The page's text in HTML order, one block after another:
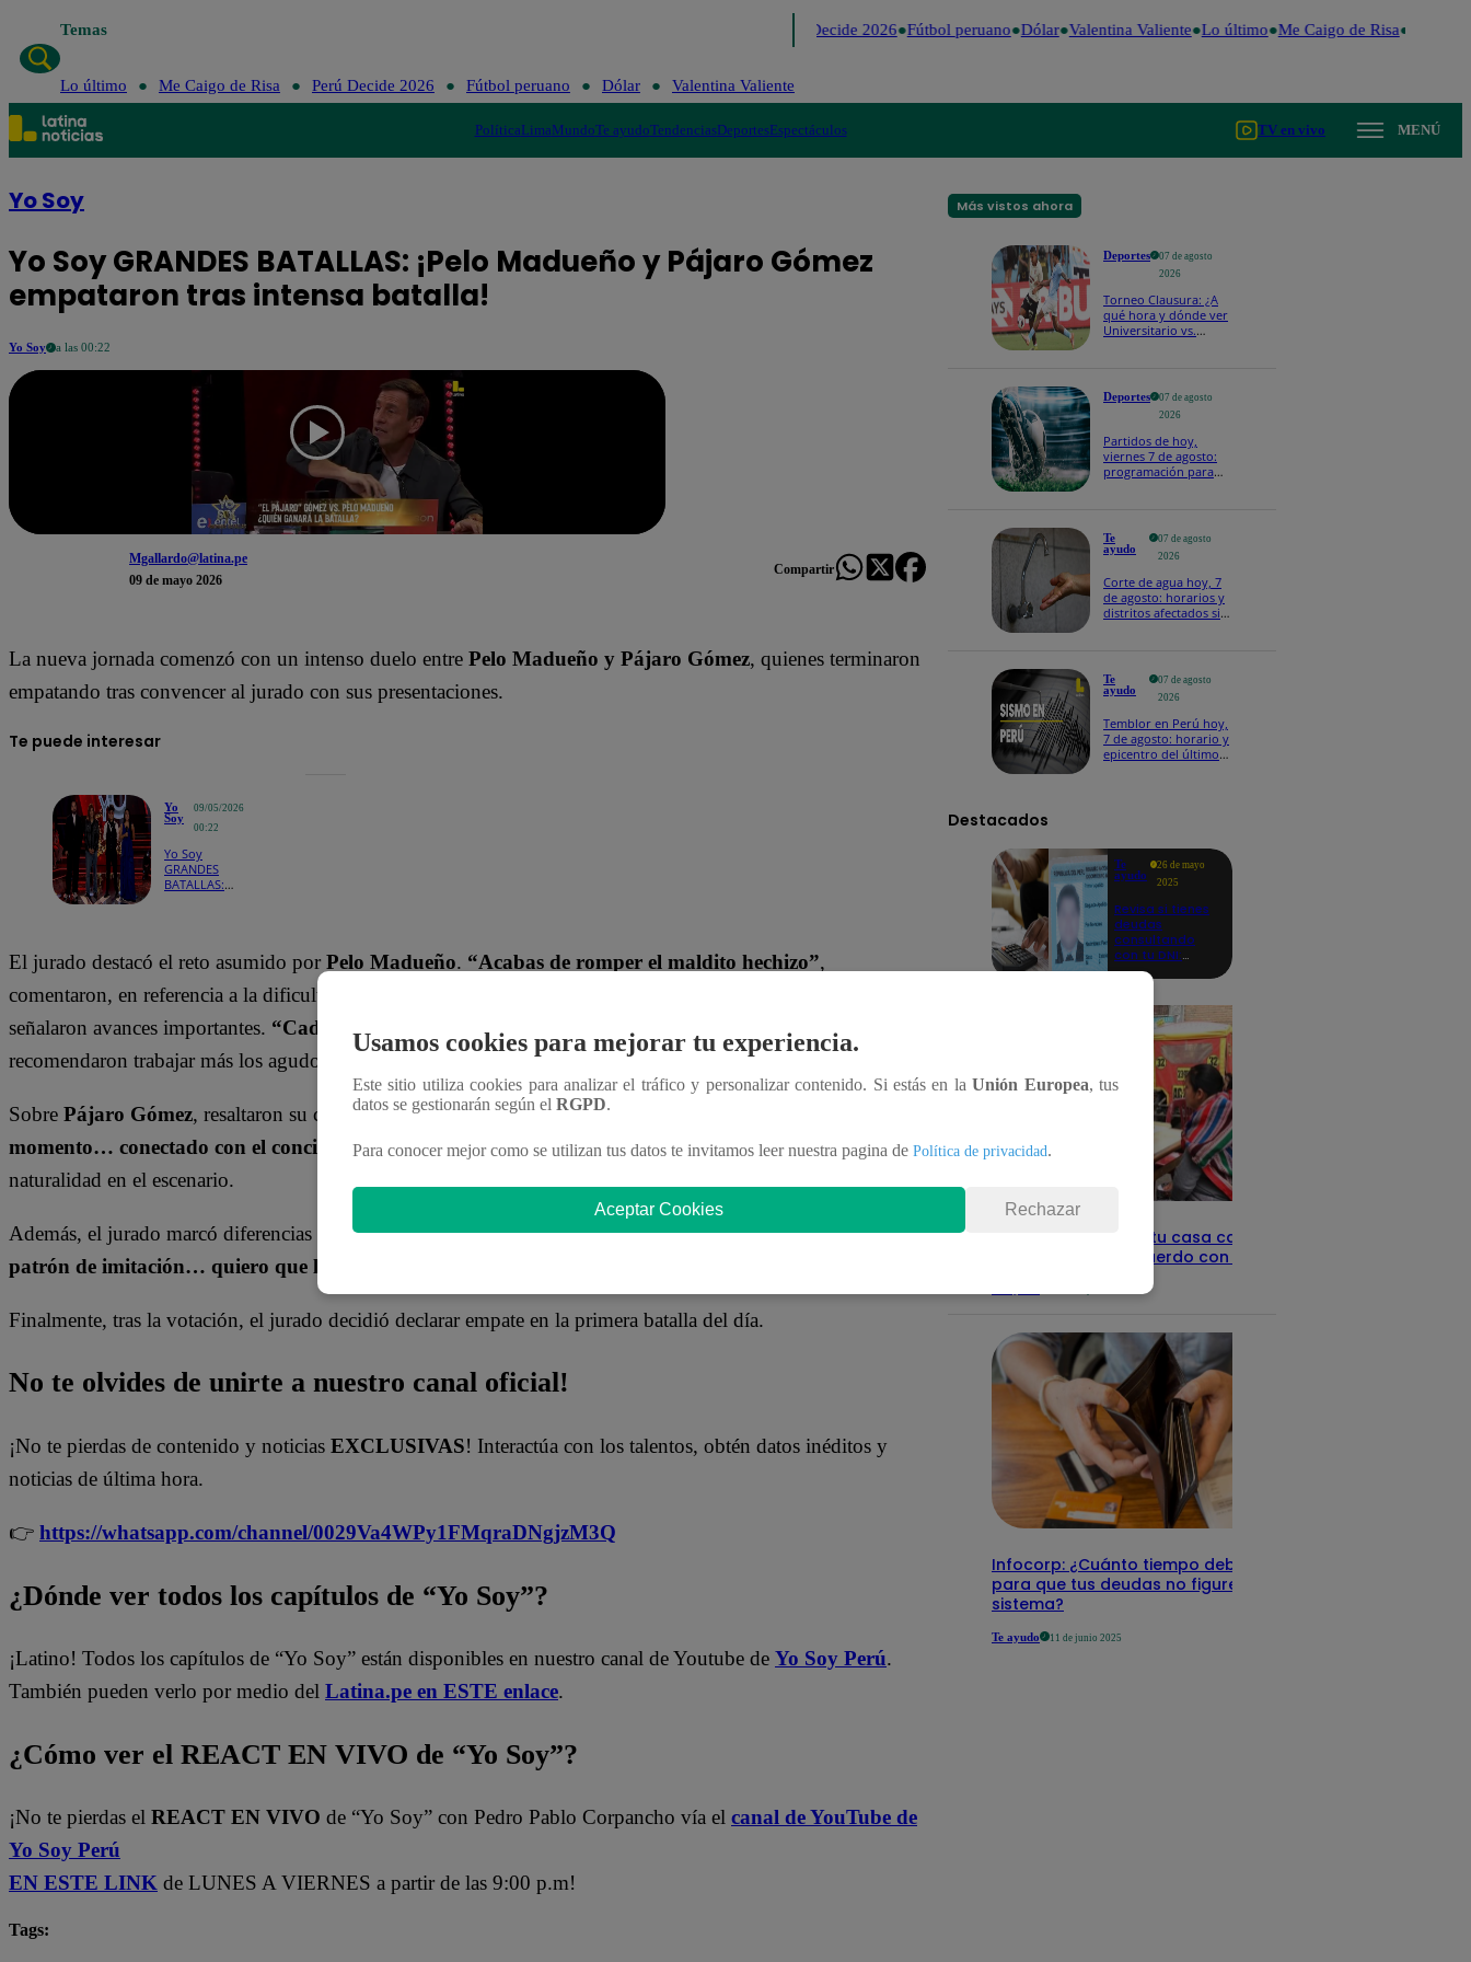
Temas Perú Decide 2026 Fútbol peruano Dólar Valentina Valiente Lo último Me Caigo de Risa Perú
Lo último Me Caigo de Risa Perú Decide 2026 Fútbol peruano Dólar Valentina Valiente
PolíticaLimaMundoTe ayudoTendenciasDeportesEspectáculos TV en vivo MENÚ
Yo Soy
Yo Soy GRANDES BATALLAS: ¡Pelo Madueño y Pájaro Gómez
empataron tras intensa batalla!
Yo Soy a las 00:22
Mgallardo@latina.pe
09 de mayo 2026
Compartir
La nueva jornada comenzó con un intenso duelo entre Pelo Madueño y Pájaro Gómez, quienes terminaron
empatando tras convencer al jurado con sus presentaciones.
Te puede interesar
Yo
Soy
09/05/2026
00:22
Yo Soy
GRANDES
BATALLAS:
tras intensa
El jurado destacó el reto asumido por Pelo Madueño. “Acabas de romper el maldito hechizo”,
comentaron, en referencia a la dificultad que suele existir cuando un imitador cambia de personaje. También
señalaron avances importantes. “Cada vez que vienes tu imitación mejora”
, afirmaron, aunque
recomendaron trabajar más los agudos y la energía en escena.
Sobre Pájaro Gómez, resaltaron su conexión con el público.“Tú eres el Pájaro Gómez en todo
momento… conectado con el concierto y con la canción”, comentaron, valorando su tranquilidad y
naturalidad en el escenario.
Además, el jurado marcó diferencias entre ambos estilos interpretativos.“Por momentos estás haciendo un
patrón de imitación… quiero que llegues a ser Pelo Madueño en todo momento”
Finalmente, tras la votación, el jurado decidió declarar empate en la primera batalla del día.
No te olvides de unirte a nuestro canal oficial!
¡No te pierdas de contenido y noticias EXCLUSIVAS! Interactúa con los talentos, obtén datos inéditos y
noticias de última hora.
👉 https://whatsapp.com/channel/0029Va4WPy1FMqraDNgjzM3Q
¿Dónde ver todos los capítulos de “Yo Soy”?
¡Latino! Todos los capítulos de “Yo Soy” están disponibles en nuestro canal de Youtube de Yo Soy Perú.
También pueden verlo por medio del Latina.pe en ESTE enlace.
¿Cómo ver el REACT EN VIVO de “Yo Soy”?
¡No te pierdas el REACT EN VIVO de “Yo Soy” con Pedro Pablo Corpancho vía el canal de YouTube de
Yo Soy Perú
EN ESTE LINK de LUNES A VIERNES a partir de las 9:00 p.m!
Tags:
Más vistos ahora
Deportes
07 de agosto
2026
Torneo Clausura: ¿A
qué hora y dónde ver
Universitario vs.
Deportes
07 de agosto
2026
Partidos de hoy,
viernes 7 de agosto:
programación para
Te
ayudo
07 de agosto
2026
Corte de agua hoy, 7
de agosto: horarios y
distritos afectados sin
Te
ayudo
07 de agosto
2026
Temblor en Perú hoy,
7 de agosto: horario y
epicentro del último
Destacados
Te
ayudo
26 de mayo
2025
Revisa si tienes
deudas
consultando
con tu DNI:
aquí los
detalles
Revisa con tu DNI si tu casa califica
como pobre, de acuerdo con el Sisfoh
Infocorp: ¿Cuánto tiempo debe pasar
para que tus deudas no figuren en su
sistema?
Te ayudo 11 de junio 2025
Usamos cookies para mejorar tu experiencia.
Este sitio utiliza cookies para analizar el tráfico y personalizar contenido. Si estás en laUnión Europea, tus
datos se gestionarán según el RGPD.
Para conocer mejor como se utilizan tus datos te invitamos leer nuestra pagina de Política de privacidad.
Aceptar Cookies Rechazar